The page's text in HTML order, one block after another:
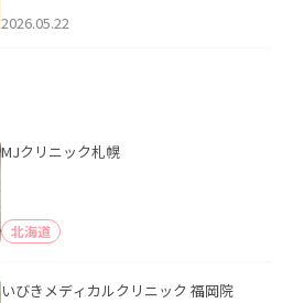
た。
2026.05.22
MJクリニック札幌
北海道
いびきメディカルクリニック 福岡院